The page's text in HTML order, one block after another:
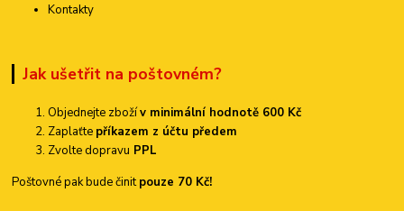
Kontakty
Jak ušetřit na poštovném?
Objednejte zbožív minimální hodnotě 600 Kč
Zaplaťte příkazem z účtu předem
Zvolte dopravu PPL
Poštovné pak bude činitpouze 70 Kč!